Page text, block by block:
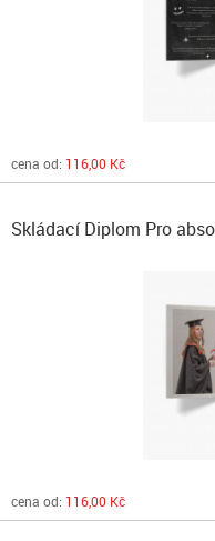
cena od: 116,00 Kč
Skládací Diplom Pro
cena od: 116,00 Kč